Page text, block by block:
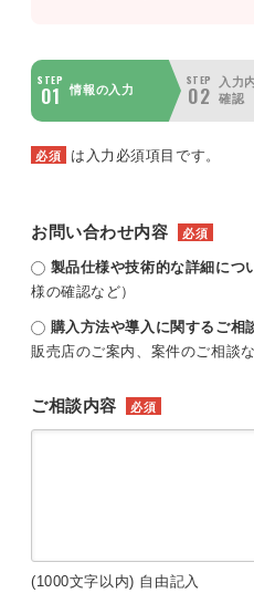
STEP
01 情報の入力
STEP
02
入力
確認
必須 は入力必須項目です。
お問い合わせ内容 必須
製品仕様や技術的な詳細につ
様の確認など）
購入方法や導入に関するご相
販売店のご案内、案件のご相談な
ご相談内容 必須
(1000文字以内) 自由記入